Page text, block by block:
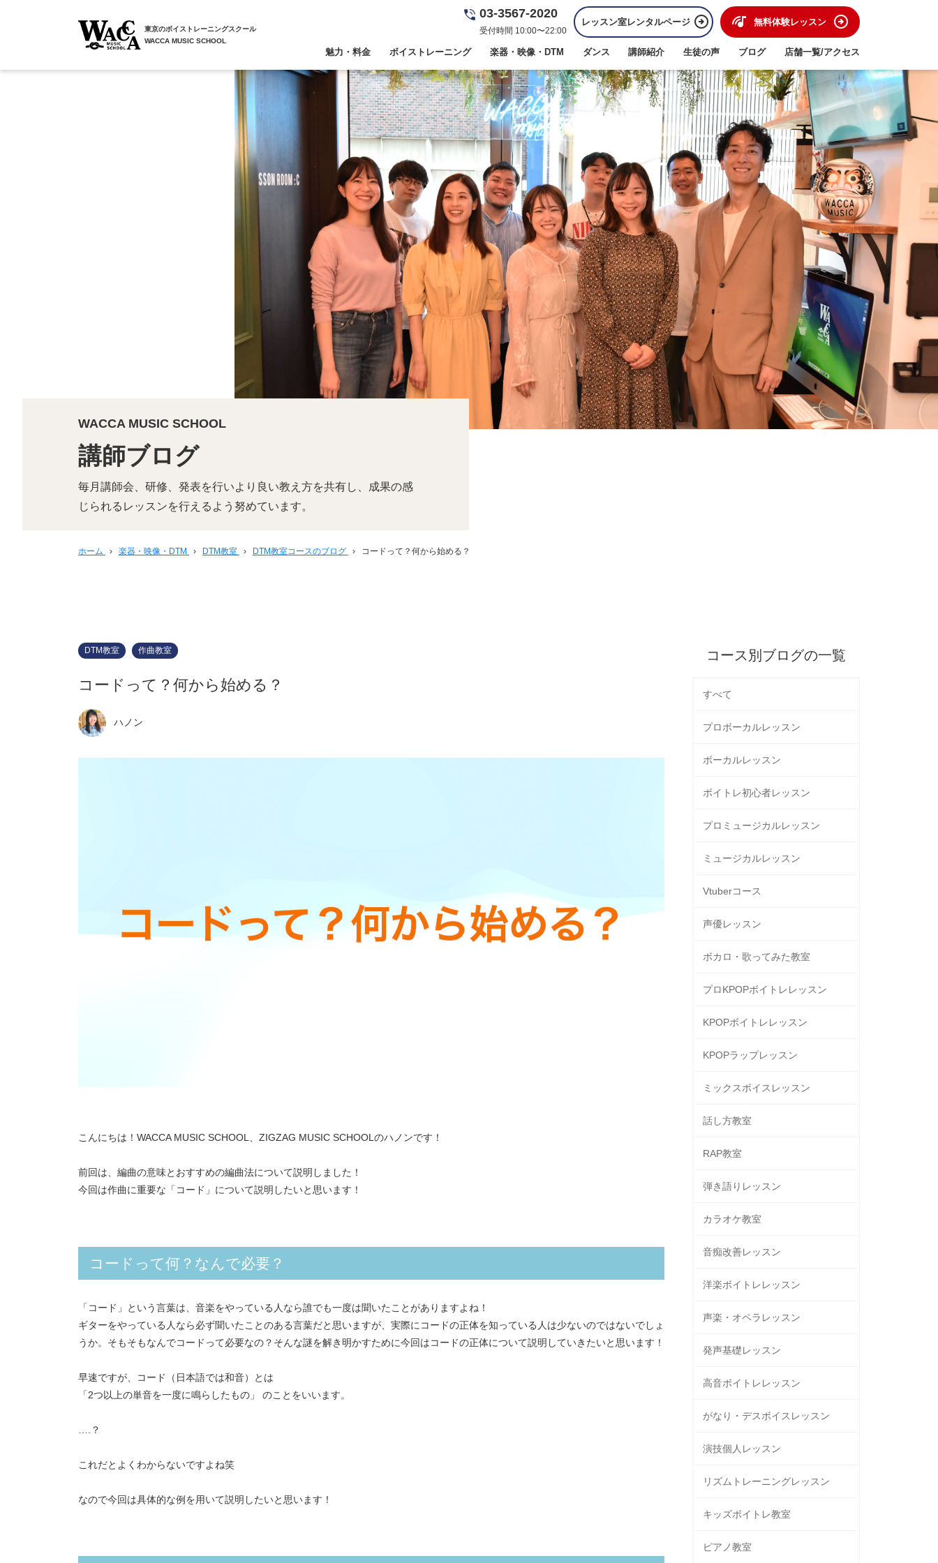
東京のボイストレーニングスクール
WACCA MUSIC SCHOOL
03-3567-2020
受付時間 10:00〜22:00
レッスン室レンタルページ 無料体験レッスン
魅力・料金 ボイストレーニング 楽器・映像・DTM ダンス 講師紹介 生徒の声 ブログ 店舗一覧/アクセス
WACCA MUSIC SCHOOL
講師ブログ
毎月講師会、研修、発表を行いより良い教え方を共有し、成果の感
じられるレッスンを行えるよう努めています。
ホーム › 楽器・映像・DTM › DTM教室 › DTM教室コースのブログ › コードって？何から始める？
DTM教室 作曲教室
コードって？何から始める？
ハノン
こんにちは！WACCA MUSIC SCHOOL、ZIGZAG MUSIC SCHOOLのハノンです！
前回は、編曲の意味とおすすめの編曲法について説明しました！
今回は作曲に重要な「コード」について説明したいと思います！
コードって何？なんで必要？
「コード」という言葉は、音楽をやっている人なら誰でも一度は聞いたことがありますよね！
ギターをやっている人なら必ず聞いたことのある言葉だと思いますが、実際にコードの正体を知っている人は少ないのではないでしょ
うか。そもそもなんでコードって必要なの？そんな謎を解き明かすために今回はコードの正体について説明していきたいと思います！
早速ですが、コード（日本語では和音）とは
「2つ以上の単音を一度に鳴らしたもの」 のことをいいます。
….？
これだとよくわからないですよね笑
なので今回は具体的な例を用いて説明したいと思います！
コース別ブログの一覧
すべて
プロボーカルレッスン
ボーカルレッスン
ボイトレ初心者レッスン
プロミュージカルレッスン
ミュージカルレッスン
Vtuberコース
声優レッスン
ボカロ・歌ってみた教室
プロKPOPボイトレレッスン
KPOPボイトレレッスン
KPOPラップレッスン
ミックスボイスレッスン
話し方教室
RAP教室
弾き語りレッスン
カラオケ教室
音痴改善レッスン
洋楽ボイトレレッスン
声楽・オペラレッスン
発声基礎レッスン
高音ボイトレレッスン
がなり・デスボイスレッスン
演技個人レッスン
リズムトレーニングレッスン
キッズボイトレ教室
ピアノ教室